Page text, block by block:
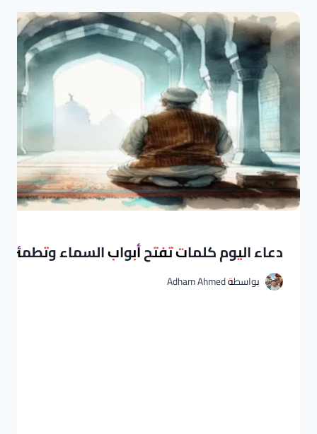
دعاء اليوم كلمات تفتح أبواب السماء وتطمئن
بواسطةAdham Ahmed